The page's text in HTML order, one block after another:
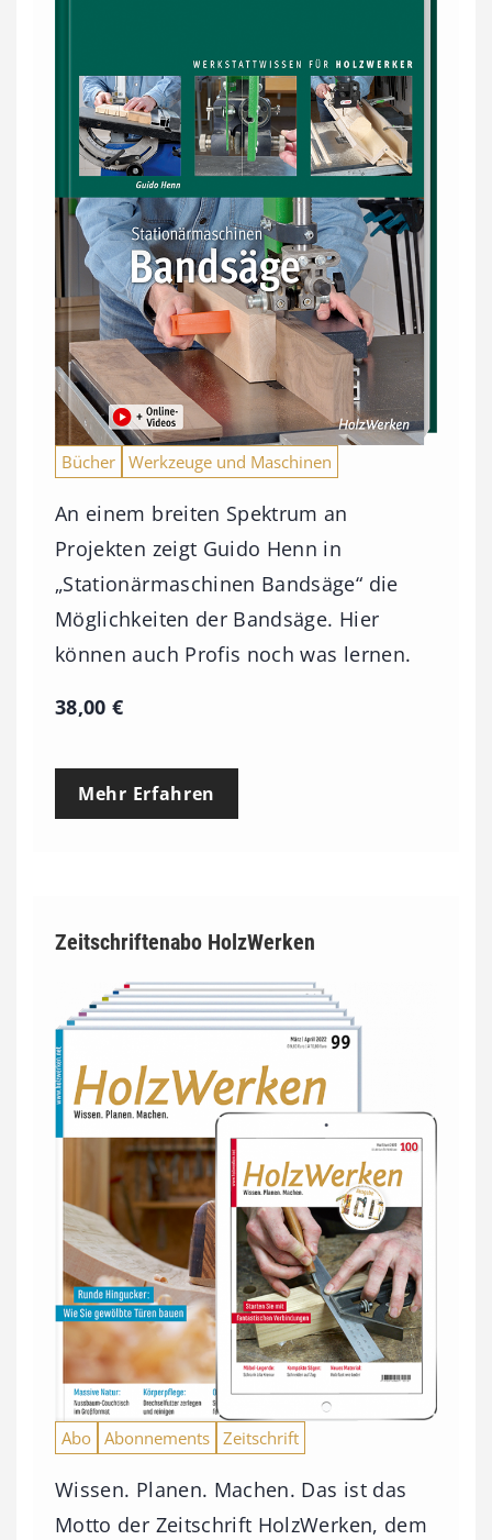
Bücher Werkzeuge und Maschinen
An einem breiten Spektrum an
Projekten zeigt Guido Henn in
„Stationärmaschinen Bandsäge“ die
Möglichkeiten der Bandsäge. Hier
können auch Profis noch was lernen.
38,00€
Mehr Erfahren
Zeitschriftenabo HolzWerken
Abo Abonnements Zeitschrift
Wissen. Planen. Machen. Das ist das
Motto der Zeitschrift HolzWerken, dem